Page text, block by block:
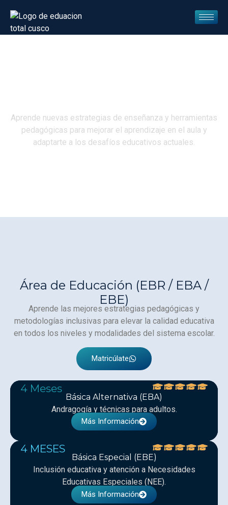
Aprende nuevas estrategias de enseñanza y herramientas
pedagógicas para mejorar el aprendizaje en el aula y
adaptarte a los desafíos educativos actuales.
Área de Educación (EBR / EBA /
EBE)
Aprende las mejores estrategias pedagógicas y
metodologías inclusivas para elevar la calidad educativa
en todos los niveles y modalidades del sistema escolar.
Matricúlate
4 Meses
Básica Alternativa (EBA)
Andragogía y técnicas para adultos.
Más Información
4 MESES
Básica Especial (EBE)
Inclusión educativa y atención a Necesidades
Educativas Especiales (NEE).
Más Información